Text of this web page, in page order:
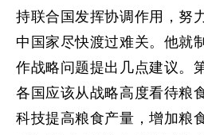
持联合国发挥协调作用，努
中国家尽快渡过难关。他就
作战略问题提出几点建议。
各国应该从战略高度看待粮
科技提高粮食产量，增加粮